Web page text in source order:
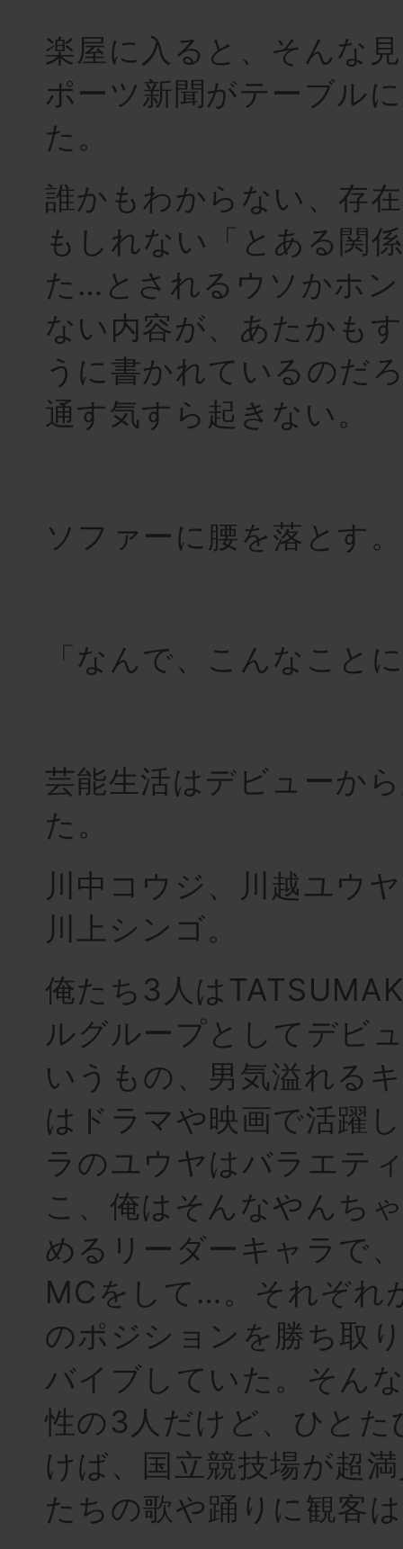
楽屋に入ると、そんな
ポーツ新聞がテーブル
た。
誰かもわからない、存
もしれない「とある関
た…とされるウソかホ
ない内容が、あたかも
うに書かれているのだ
通す気すら起きない。
ソファーに腰を落とす。
「なんで、こんなこと
芸能生活はデビューか
た。
川中コウジ、川越ユウ
川上シンゴ。
俺たち3人は
ルグループとしてデビ
いうもの、男気溢れる
はドラマや映画で活躍
ラのユウヤはバラエテ
こ、俺はそんなやんち
めるリーダーキャラで
MCをして…。それぞれ
のポジションを勝ち取
バイブしていた。そん
性の3人だけど、ひとた
けば、国立競技場が超
たちの歌や踊りに観客